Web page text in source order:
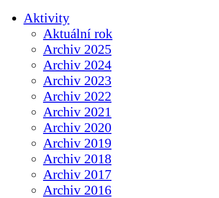
Aktivity
Aktuální rok
Archiv 2025
Archiv 2024
Archiv 2023
Archiv 2022
Archiv 2021
Archiv 2020
Archiv 2019
Archiv 2018
Archiv 2017
Archiv 2016